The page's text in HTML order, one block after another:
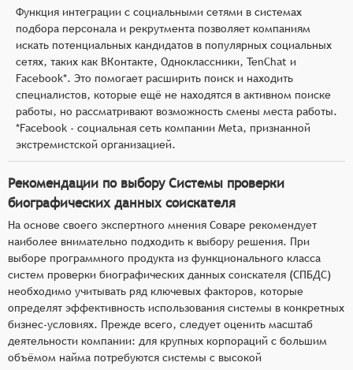
Функция интеграции с социальными сетями в системах
подбора персонала и рекрутмента позволяет компаниям
искать потенциальных кандидатов в популярных социальных
сетях, таких как ВКонтакте, Одноклассники, TenChat и
Facebook*. Это помогает расширить поиск и находить
специалистов, которые ещё не находятся в активном поиске
работы, но рассматривают возможность смены места работы.
*Facebook - социальная сеть компании Meta, признанной
экстремистской организацией.
Рекомендации по выбору Системы проверки
биографических данных соискателя
На основе своего экспертного мнения Соваре рекомендует
наиболее внимательно подходить к выбору решения. При
выборе программного продукта из функционального класса
систем проверки биографических данных соискателя (СПБДС)
необходимо учитывать ряд ключевых факторов, которые
определят эффективность использования системы в конкретных
бизнес-условиях. Прежде всего, следует оценить масштаб
деятельности компании: для крупных корпораций с большим
объёмом найма потребуются системы с высокой